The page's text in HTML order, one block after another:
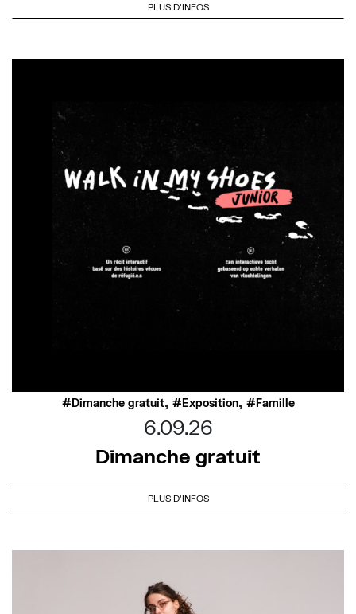
PLUS D'INFOS
Dimanche gratuit, Exposition, Famille
6.09.26
Dimanche gratuit
PLUS D'INFOS